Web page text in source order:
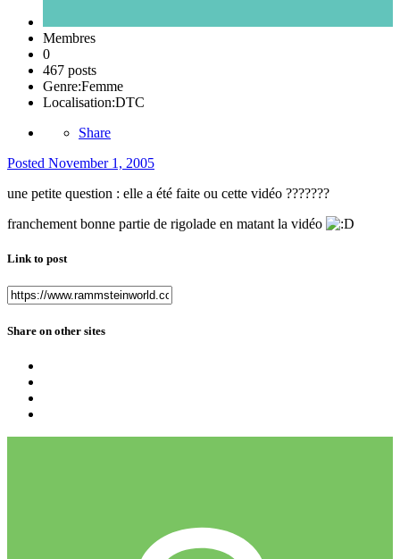
Membres
0
467 posts
Genre:Femme
Localisation:DTC
Share
Posted November 1, 2005
une petite question : elle a été faite ou cette vidéo ???????
franchement bonne partie de rigolade en matant la vidéo
Link to post
Share on other sites